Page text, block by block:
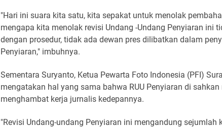
"Hari ini suara kita satu, kita sepakat untuk menolak
mengapa kita menolak revisi Undang -Undang Penyiaran ini
dengan prosedur, tidak ada dewan pres dilibatkan dalam
Penyiaran," imbuhnya.
Sementara Suryanto, Ketua Pewarta Foto Indonesia (PFI)
mengatakan hal yang sama bahwa RUU Penyiaran di
menghambat kerja jurnalis kedepannya.
"Revisi Undang-undang Penyiaran ini mengandung sejumlah